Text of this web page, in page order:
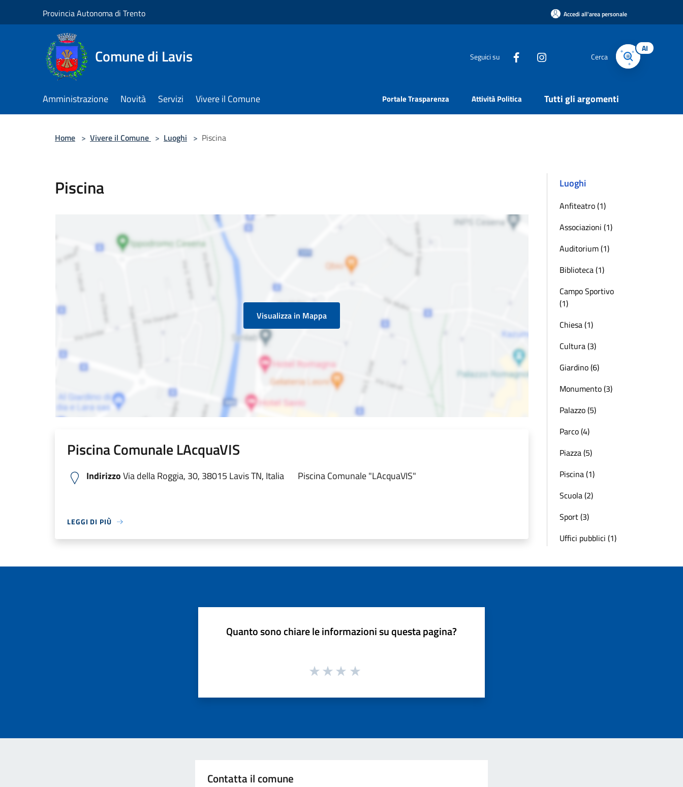
Provincia Autonoma di Trento Accedi all'area personale
Comune di Lavis Seguici su Cerca
AI
Amministrazione Novità Servizi Vivere il Comune Portale Trasparenza Attività Politica Tutti gli argomenti
Home > Vivere il Comune > Luoghi > Piscina
Piscina
Visualizza in Mappa
Piscina Comunale LAcquaVIS
IndirizzoVia della Roggia, 30, 38015 Lavis TN, Italia Piscina Comunale "LAcquaVIS"
LEGGI DI PIÙ
Luoghi
Anfiteatro (1)
Associazioni (1)
Auditorium (1)
Biblioteca (1)
Campo Sportivo
(1)
Chiesa (1)
Cultura (3)
Giardino (6)
Monumento (3)
Palazzo (5)
Parco (4)
Piazza (5)
Piscina (1)
Scuola (2)
Sport (3)
Uffici pubblici (1)
Quanto sono chiare le informazioni su questa pagina?
Contatta il comune